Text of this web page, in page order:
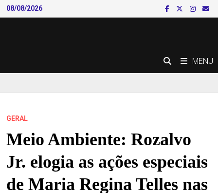
Skip
to
08/08/2026
MENU
GERAL
Meio Ambiente: Rozalvo
Jr. elogia as ações especiais
de Maria Regina Telles nas